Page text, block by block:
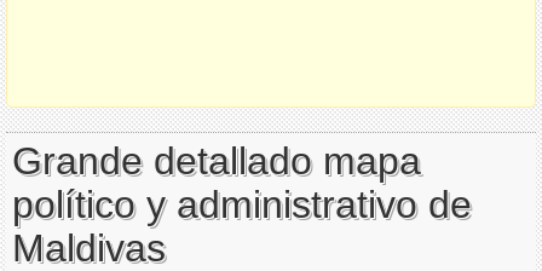
Grande detallado mapa
político y administrativo de
Maldivas